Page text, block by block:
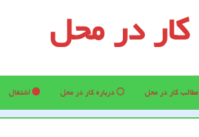
کار در محل
مطالب كار در محل درباره كار در محل اشتغال